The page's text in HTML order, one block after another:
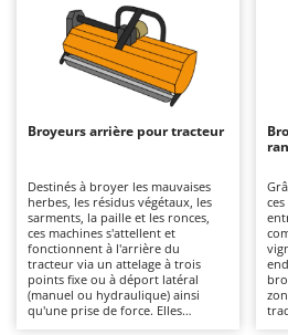
Aspirateurs à cendres
Aspirateurs à feuilles sur
Aspirateurs de piscine
Atomiseurs agricoles pour
Atomiseurs pour
Autolaveuses
Autres produits
B
Balayeuses
Airmec
AL-KO
ALA 2000
Ama
Ambrogio Robot
Annovi Reverberi
ANTHBOT
Archman
Broyeurs arrière pour tracteur
Destinés à broyer les mauvaises
herbes, les résidus végétaux, les
sarments, la paille et les ronces,
ces machines s'attellent et
fonctionnent à l'arrière du
tracteur via un attelage à trois
points fixe ou à déport latéral
(manuel ou hydraulique) ainsi
qu'une prise de force. Elles